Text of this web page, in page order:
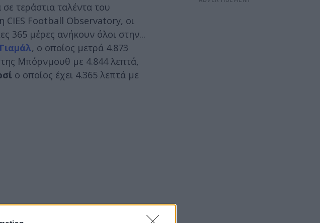
τεράστια ταλέντα του
Football Observatory, οι
365 μέρες ανήκουν όλοι στην...
, ο οποίος μετρά 4.873
της Μπόρνμουθ με 4.844 λεπτά,
ο οποίος έχει 4.365 λεπτά με